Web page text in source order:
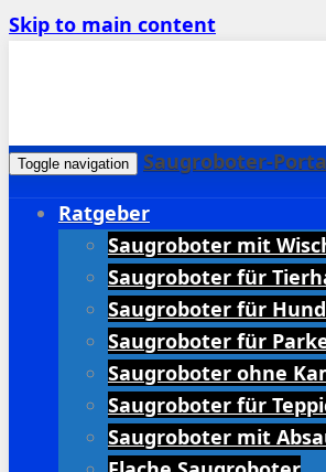
Skip to main content
Toggle navigation
Saugroboter-
Ratgeber
Saugroboter mit
Saugroboter für
Saugroboter für
Saugroboter für
Saugroboter ohne
Saugroboter für
Saugroboter mit